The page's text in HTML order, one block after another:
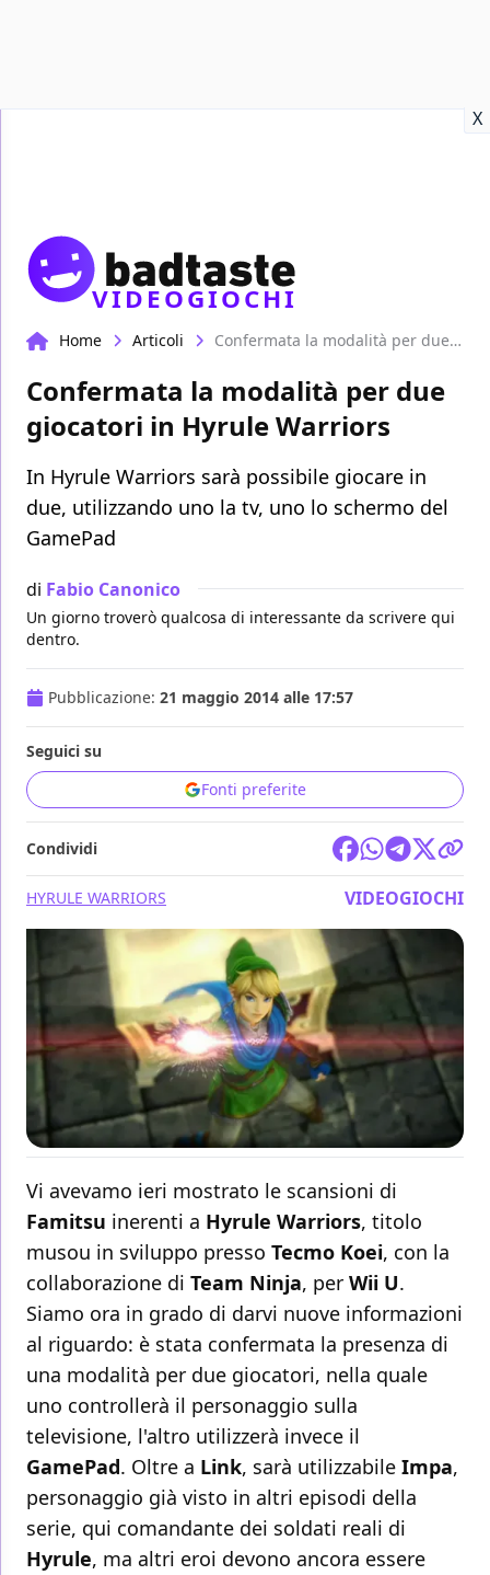
X
VIDEOGIOCHI
Home Articoli Confermata la modalità per due giocatori in Hyrule Warriors
Confermata la modalità per due
giocatori in Hyrule Warriors
In Hyrule Warriors sarà possibile giocare in
due, utilizzando uno la tv, uno lo schermo del
GamePad
di Fabio Canonico
Un giorno troverò qualcosa di interessante da scrivere qui
dentro.
Pubblicazione: 21 maggio 2014 alle 17:57
Seguici su
Fonti preferite
Condividi
HYRULE WARRIORS VIDEOGIOCHI
Vi avevamo ieri mostrato le scansioni di
Famitsu inerenti a Hyrule Warriors, titolo
musou in sviluppo presso Tecmo Koei, con la
collaborazione di Team Ninja, per Wii U.
Siamo ora in grado di darvi nuove informazioni
al riguardo: è stata confermata la presenza di
una modalità per due giocatori, nella quale
uno controllerà il personaggio sulla
televisione, l'altro utilizzerà invece il
GamePad. Oltre a Link, sarà utilizzabile Impa,
personaggio già visto in altri episodi della
serie, qui comandante dei soldati reali di
Hyrule, ma altri eroi devono ancora essere